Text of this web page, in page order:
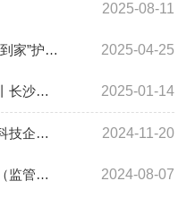
2025-08-11
跨境赋能直击痛点！湘江新区“金融到家”护航企业扬帆出海 2025-04-25
长沙市住建领域热点问题一问一答丨长沙市存量房（二手房）交易资金监管篇 2025-01-14
加速金融科技产业培育长三角金融科技企业代表团走进湖南金融中心 2024-11-20
长沙市物业专项维修资金一问一答（监管篇） 2024-08-07